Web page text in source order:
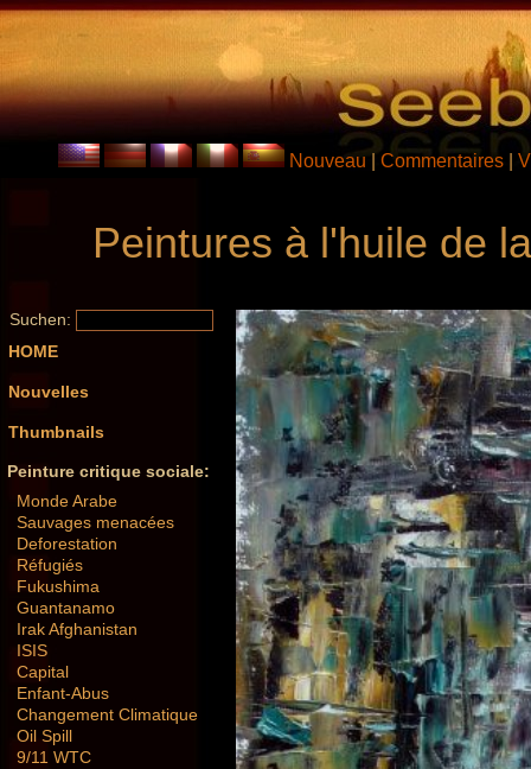
Nouveau Commentaires
Peintures à l'huile de
Suchen:
HOME
Nouvelles
Thumbnails
Peinture critique sociale:
Monde Arabe
Sauvages menacées
Deforestation
Réfugiés
Fukushima
Guantanamo
Irak Afghanistan
ISIS
Capital
Enfant-Abus
Changement Climatique
Oil Spill
9/11 WTC